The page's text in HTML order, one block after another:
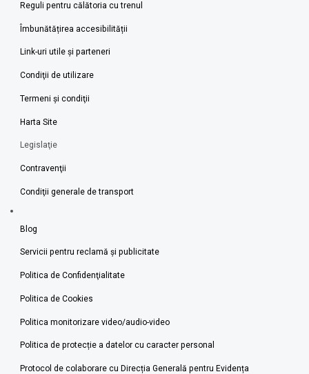
Reguli pentru călătoria cu trenul
Îmbunătățirea accesibilității
Link-uri utile şi parteneri
Condiţii de utilizare
Termeni şi condiţii
Harta Site
Legislaţie
Contravenţii
Condiţii generale de transport
Blog
Servicii pentru reclamă și publicitate
Politica de Confidenţialitate
Politica de Cookies
Politica monitorizare video/audio-video
Politica de protecție a datelor cu caracter personal
Protocol de colaborare cu Direcția Generală pentru Evidența